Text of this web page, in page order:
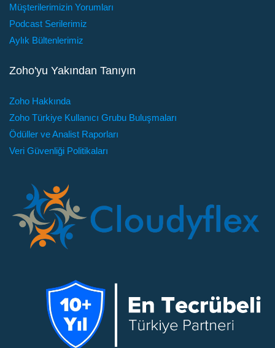
Müşterilerimizin Yorumları
Podcast Serilerimiz
Aylık Bültenlerimiz
Zoho'yu Yakından Tanıyın
Zoho Hakkında
Zoho Türkiye Kullanıcı Grubu Buluşmaları
Ödüller ve Analist Raporları
Veri Güvenliği Politikaları